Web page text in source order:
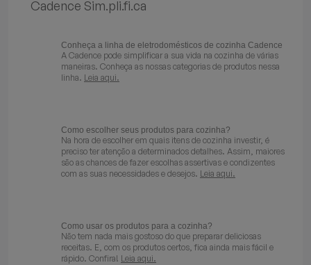
Cadence Sim.pli.fi.ca
Conheça a linha de eletrodomésticos de cozinha Cadence
A Cadence pode simplificar a sua vida na cozinha de várias
maneiras. Conheça as nossas categorias de produtos nessa
linha. Leia aqui.
Como escolher seus produtos para cozinha?
Na hora de escolher em quais itens de cozinha investir, é
preciso ter atenção a determinados detalhes. Assim, maiores
são as chances de fazer escolhas assertivas e condizentes
com as suas necessidades e desejos. Leia aqui.
Como usar os produtos para a cozinha?
Não tem nada mais gostoso do que preparar deliciosas
receitas. E, com os produtos certos, fica ainda mais fácil e
rápido. Confira! Leia aqui.